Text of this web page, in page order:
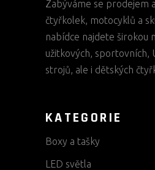
Zabýváme se prodejem
čtyřkolek, motocyklů a
nabídce najdete širokou
užitkových, sportovních,
strojů, ale i dětských
KATEGORIE
Boxy a tašky
LED světla